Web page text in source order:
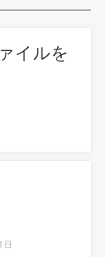
イルを